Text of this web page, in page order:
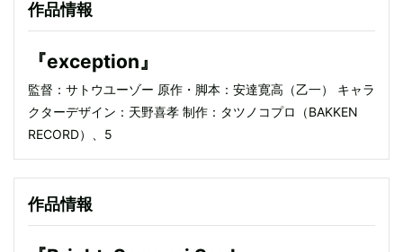
作品情報
『exception』
監督：サトウユーゾー 原作・脚本：安達寛高（乙一） キャラ
クターデザイン：天野喜孝 制作：タツノコプロ（BAKKEN
RECORD）、5
作品情報